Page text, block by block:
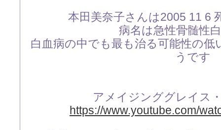
本田美奈子さんは2005 11 6
病名は急性骨髄性
白血病の中でも最も治る可能性の
うです
アメイジンググレイス
https://www.youtube.com/